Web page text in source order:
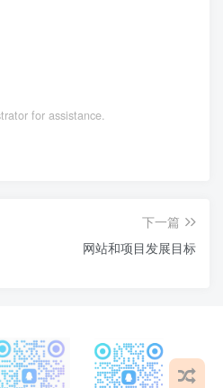
for assistance.
下一篇
网站和项目发展目标